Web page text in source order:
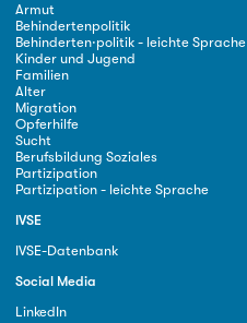
Armut
Behindertenpolitik
Behinderten·politik - leichte Sprache
Kinder und Jugend
Familien
Alter
Migration
Opferhilfe
Sucht
Berufsbildung Soziales
Partizipation
Partizipation - leichte Sprache
IVSE
IVSE-Datenbank
Social Media
LinkedIn